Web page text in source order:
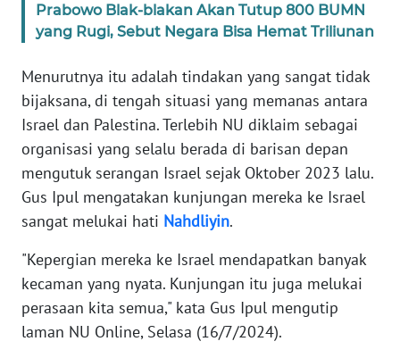
Prabowo Blak-blakan Akan Tutup 800 BUMN
yang Rugi, Sebut Negara Bisa Hemat Triliunan
Menurutnya itu adalah tindakan yang sangat tidak
bijaksana, di tengah situasi yang memanas antara
Israel dan Palestina. Terlebih NU diklaim sebagai
organisasi yang selalu berada di barisan depan
mengutuk serangan Israel sejak Oktober 2023 lalu.
Gus Ipul mengatakan kunjungan mereka ke Israel
sangat melukai hati Nahdliyin.
"Kepergian mereka ke Israel mendapatkan banyak
kecaman yang nyata. Kunjungan itu juga melukai
perasaan kita semua," kata Gus Ipul mengutip
laman NU Online, Selasa (16/7/2024).
WN
WN
JAKARTA
WN
JABAR
BANTEN
WN
NTT